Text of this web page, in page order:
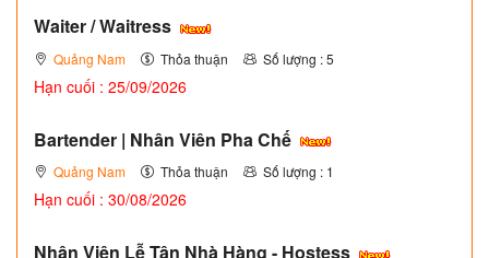
Waiter / Waitress
Quảng Nam Thỏa thuận Số lượng : 5
Hạn cuối : 25/09/2026
Bartender | Nhân Viên Pha Chế
Quảng Nam Thỏa thuận Số lượng : 1
Hạn cuối : 30/08/2026
Nhân Viên Lễ Tân Nhà Hàng - Hostess